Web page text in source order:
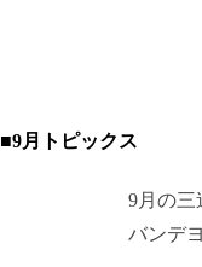
■9月トピックス
9月の三
バンデ